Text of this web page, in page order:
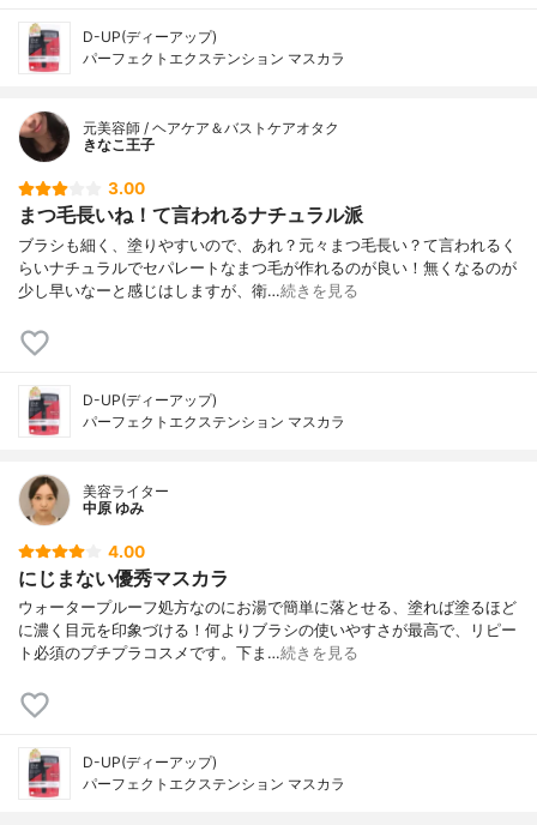
D-UP(ディーアップ)
パーフェクトエクステンション マスカラ
元美容師 / ヘアケア＆バストケアオタク
きなこ王子
3.00
まつ毛長いね！て言われるナチュラル派
ブラシも細く、塗りやすいので、あれ？元々まつ毛長い？て言われるく
らいナチュラルでセパレートなまつ毛が作れるのが良い！無くなるのが
少し早いなーと感じはしますが、衛…続きを見る
D-UP(ディーアップ)
パーフェクトエクステンション マスカラ
美容ライター
中原 ゆみ
4.00
にじまない優秀マスカラ
ウォータープルーフ処方なのにお湯で簡単に落とせる、塗れば塗るほど
に濃く目元を印象づける！何よりブラシの使いやすさが最高で、リピー
ト必須のプチプラコスメです。下ま…続きを見る
D-UP(ディーアップ)
パーフェクトエクステンション マスカラ